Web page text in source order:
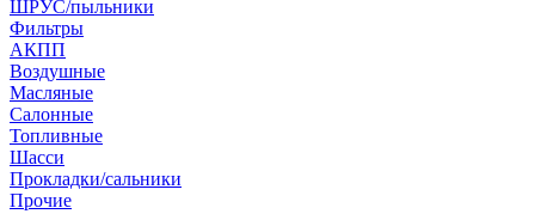
ШРУС/пыльники
Фильтры
АКПП
Воздушные
Масляные
Салонные
Топливные
Шасси
Прокладки/сальники
Прочие